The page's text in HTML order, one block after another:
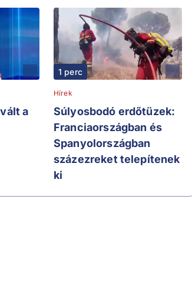
a
1 perc
Hírek
Súlyosbodó erdőtüzek:
Franciaországban és
Spanyolországban
százezreket telepítenek
ki